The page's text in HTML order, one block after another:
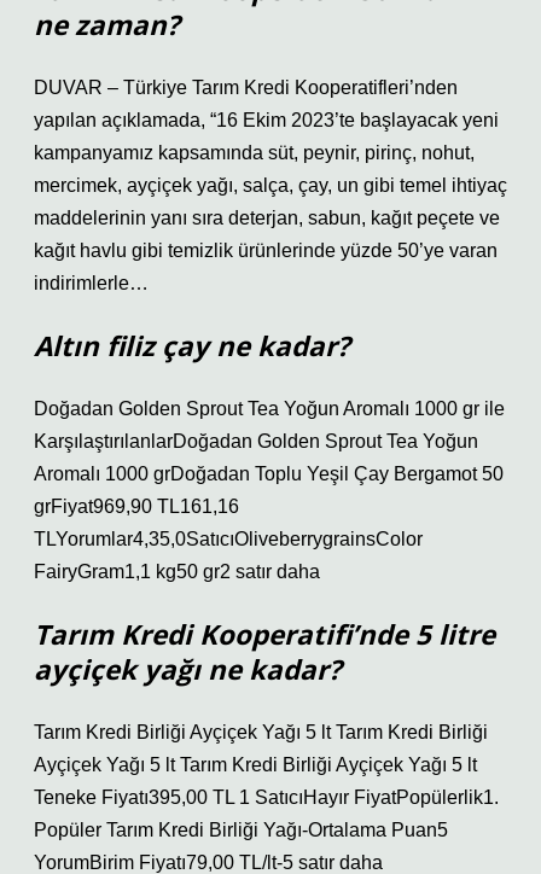
ne zaman?
DUVAR – Türkiye Tarım Kredi Kooperatifleri’nden
yapılan açıklamada, “16 Ekim 2023’te başlayacak yeni
kampanyamız kapsamında süt, peynir, pirinç, nohut,
mercimek, ayçiçek yağı, salça, çay, un gibi temel ihtiyaç
maddelerinin yanı sıra deterjan, sabun, kağıt peçete ve
kağıt havlu gibi temizlik ürünlerinde yüzde 50’ye varan
indirimlerle…
Altın filiz çay ne kadar?
Doğadan Golden Sprout Tea Yoğun Aromalı 1000 gr ile
KarşılaştırılanlarDoğadan Golden Sprout Tea Yoğun
Aromalı 1000 grDoğadan Toplu Yeşil Çay Bergamot 50
grFiyat969,90 TL161,16
TLYorumlar4,35,0SatıcıOliveberrygrainsColor
FairyGram1,1 kg50 gr2 satır daha
Tarım Kredi Kooperatifi’nde 5 litre
ayçiçek yağı ne kadar?
Tarım Kredi Birliği Ayçiçek Yağı 5 lt Tarım Kredi Birliği
Ayçiçek Yağı 5 lt Tarım Kredi Birliği Ayçiçek Yağı 5 lt
Teneke Fiyatı395,00 TL 1 SatıcıHayır FiyatPopülerlik1.
Popüler Tarım Kredi Birliği Yağı-Ortalama Puan5
YorumBirim Fiyatı79,00 TL/lt-5 satır daha